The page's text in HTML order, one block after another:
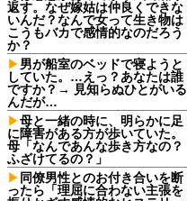
返す。なぜ嫁姑は仲良くできな
いんだ？なんで女って生き物は
こうもバカで感情的なのだろう
か？
男が船室のベッドで寝ようと
していた。…えっ？あなたは誰
ですか？→ 見知らぬひとがいる
んだが…
母と一緒の時に、明らかに足
に障害がある方が歩いていた。
母「なんであんな歩き方なの？
ふざけてるの？」
同僚男性とのお付き合いを断
ったら「理屈に合わない主張を